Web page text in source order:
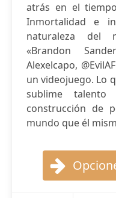
atrás en el
Inmortalidad e
naturaleza del
«Brandon
Alexelcapo,
un videojuego. Lo
sublime
construcción de
mundo que él